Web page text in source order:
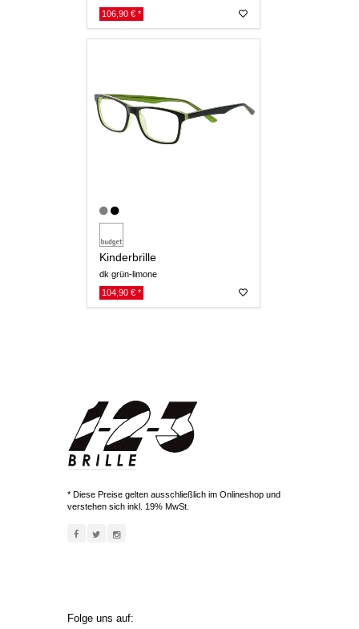
106,90 € *
Kinderbrille
dk grün-limone
104,90 € *
* Diese Preise gelten ausschließlich im Onlineshop und
verstehen sich inkl. 19% MwSt.
Folge uns auf: